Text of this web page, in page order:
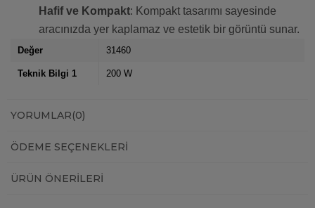
Hafif ve Kompakt: Kompakt tasarımı sayesinde
aracınızda yer kaplamaz ve estetik bir görüntü sunar.
Değer 31460
Teknik Bilgi 1 200 W
YORUMLAR(0)
ÖDEME SEÇENEKLERI
ÜRÜN ÖNERILERI